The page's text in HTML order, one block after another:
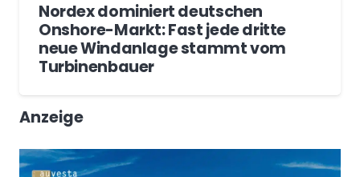
Nordex dominiert deutschen
Onshore-Markt: Fast jede dritte
neue Windanlage stammt vom
Turbinenbauer
Anzeige